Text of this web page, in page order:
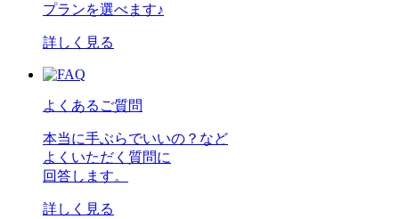
プランを選べます♪
詳しく見る
よくあるご質問
本当に手ぶらでいいの？など
よくいただく質問に
回答します。
詳しく見る